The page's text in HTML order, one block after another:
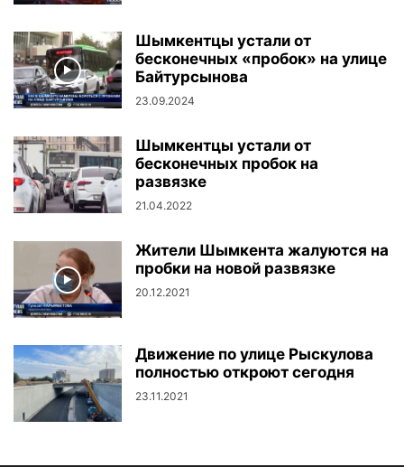
Шымкентцы устали от
бесконечных «пробок» на улице
Байтурсынова
23.09.2024
Шымкентцы устали от
бесконечных пробок на
развязке
21.04.2022
Жители Шымкента жалуются на
пробки на новой развязке
20.12.2021
Движение по улице Рыскулова
полностью откроют сегодня
23.11.2021